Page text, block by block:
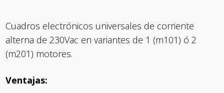
Cuadros electrónicos universales de corriente
alterna de 230Vac en variantes de 1 (m101) ó 2
(m201) motores.
Ventajas: